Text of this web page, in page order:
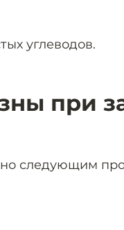
углеводов.
при
следующим